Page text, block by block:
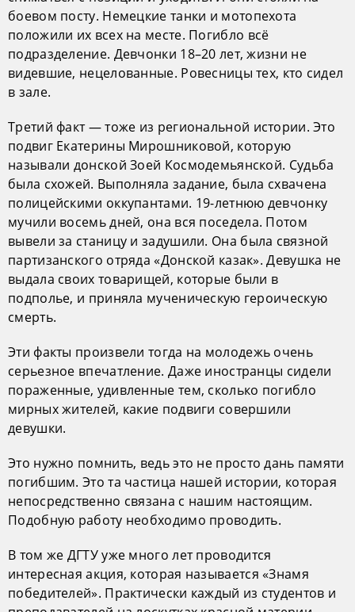
боевом посту. Немецкие танки и мотопехота
положили их всех на месте. Погибло всё
подразделение. Девчонки 18–20 лет, жизни не
видевшие, нецелованные. Ровесницы тех, кто сидел
в зале.
Третий факт — тоже из региональной истории. Это
подвиг Екатерины Мирошниковой, которую
называли донской Зоей Космодемьянской. Судьба
была схожей. Выполняла задание, была схвачена
полицейскими оккупантами. 19-летнюю девчонку
мучили восемь дней, она вся поседела. Потом
вывели за станицу и задушили. Она была связной
партизанского отряда «Донской казак». Девушка не
выдала своих товарищей, которые были в
подполье, и приняла мученическую героическую
смерть.
Эти факты произвели тогда на молодежь очень
серьезное впечатление. Даже иностранцы сидели
пораженные, удивленные тем, сколько погибло
мирных жителей, какие подвиги совершили
девушки.
Это нужно помнить, ведь это не просто дань памяти
погибшим. Это та частица нашей истории, которая
непосредственно связана с нашим настоящим.
Подобную работу необходимо проводить.
В том же ДГТУ уже много лет проводится
интересная акция, которая называется «Знамя
победителей». Практически каждый из студентов и